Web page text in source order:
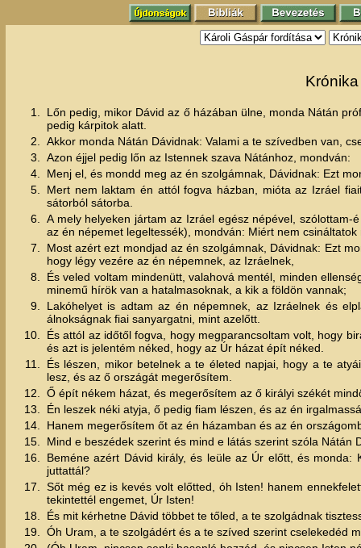
1.
Lőn pedig, mikor Dávid az ő házában ülne, monda Nátán
pedig kárpitok alatt.
2.
Akkor monda Nátán Dávidnak: Valami a te szívedben van,
3.
Azon éjjel pedig lőn az Istennek szava Nátánhoz, mondván:
4.
Menj el, és mondd meg az én szolgámnak, Dávidnak: Ezt
5.
Mert nem laktam én attól fogva házban, mióta az Izráel
sátorból sátorba.
6.
A mely helyeken jártam az Izráel egész népével,
az én népemet legeltessék), mondván: Miért nem
7.
Most azért ezt mondjad az én szolgámnak, Dávidnak: Ezt
hogy légy vezére az én népemnek, az Izráelnek,
8.
És veled voltam mindenütt, valahová mentél, minden
minemű hírök van a hatalmasoknak, a kik a földön vannak;
9.
Lakóhelyet is adtam az én népemnek, az Izráelnek és
álnokságnak fiai sanyargatni, mint azelőtt.
10.
És attól az időtől fogva, hogy megparancsoltam volt, hogy
és azt is jelentém néked, hogy az Úr házat épít néked.
11.
És lészen, mikor betelnek a te életed napjai, hogy a te
lesz, és az ő országát megerősítem.
12.
Ő épít nékem házat, és megerősítem az ő királyi székét
13.
Én leszek néki atyja, ő pedig fiam lészen, és az én
14.
Hanem megerősítem őt az én házamban és az én
15.
Mind e beszédek szerint és mind e látás szerint szóla Nátán
16.
Beméne azért Dávid király, és leüle az Úr előtt, és
juttattál?
17.
Sőt még ez is kevés volt előtted, óh Isten! hanem
tekintettél engemet, Úr Isten!
18.
És mit kérhetne Dávid többet te tőled, a te szolgádnak
19.
Óh Uram, a te szolgádért és a te szíved szerint cselekedéd